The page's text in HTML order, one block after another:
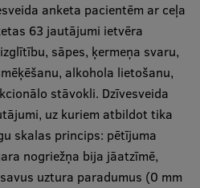
anketa pacientēm ar ceļa
63 jautājumi ietvēra
sāpes, ķermeņa svaru,
alkohola lietošanu,
stāvokli. Dzīvesveida
uz kuriem atbildot tika
skalas princips: pētījuma
nogriežņa bija jāatzīmē,
uztura paradumus (0 mm